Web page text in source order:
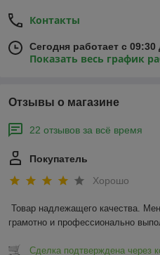
Контакты
Сегодня работает с 09:30
Показать весь график
Отзывы о магазине
22 отзывов за всё время
Покупатель
Хорошо
Товар надлежащего качества.
грамотно и профессионально
Сделка подтверждена через